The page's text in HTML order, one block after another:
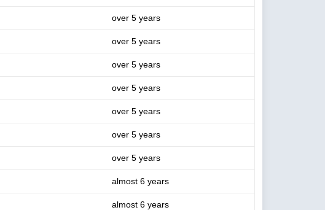
over 5 years
over 5 years
over 5 years
over 5 years
over 5 years
over 5 years
over 5 years
almost 6 years
almost 6 years